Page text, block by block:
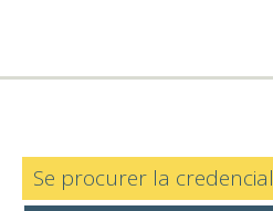
Se procurer la credencial